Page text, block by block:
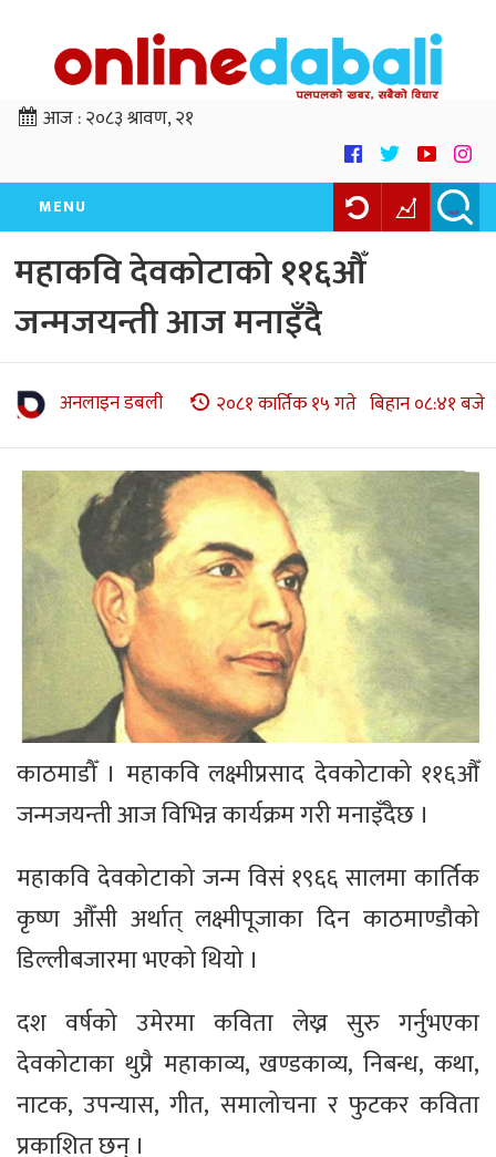
आज :२०८३ श्रावण, २१
MENU
महाकवि देवकोटाको ११६औँ
जन्मजयन्ती आज मनाइँदै
अनलाइन डबली २०८१ कार्तिक १५ गते बिहान ०८:४१ बजे
काठमाडौँ । महाकवि लक्ष्मीप्रसाद देवकोटाको ११६औँ
जन्मजयन्ती आज विभिन्न कार्यक्रम गरी मनाइँदैछ ।
महाकवि देवकोटाको जन्म विसं १९६६ सालमा कार्तिक
कृष्ण औँसी अर्थात् लक्ष्मीपूजाका दिन काठमाण्डौको
डिल्लीबजारमा भएको थियो ।
दश वर्षको उमेरमा कविता लेख्न सुरु गर्नुभएका
देवकोटाका थुप्रै महाकाव्य, खण्डकाव्य, निबन्ध, कथा,
नाटक, उपन्यास, गीत, समालोचना र फुटकर कविता
प्रकाशित छन् ।